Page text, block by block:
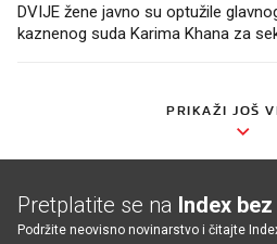
DVIJE žene javno su optužile
kaznenog suda Karima Khana za
PRIKAŽI JOŠ
Pretplatite se na Index
Podržite neovisno novinarstvo i čitajte